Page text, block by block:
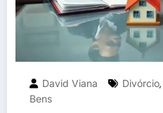
David Viana Divórcio,
Bens